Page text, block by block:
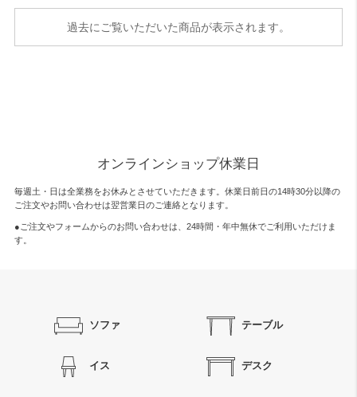
過去にご覧いただいた商品が表示されます。
オンラインショップ休業日
毎週土・日は全業務をお休みとさせていただきます。休業日前日の14時30分以降の
ご注文やお問い合わせは翌営業日のご連絡となります。
●ご注文やフォームからのお問い合わせは、 24時間・年中無休でご利用いただけま
す。
ソファ テーブル
イス デスク